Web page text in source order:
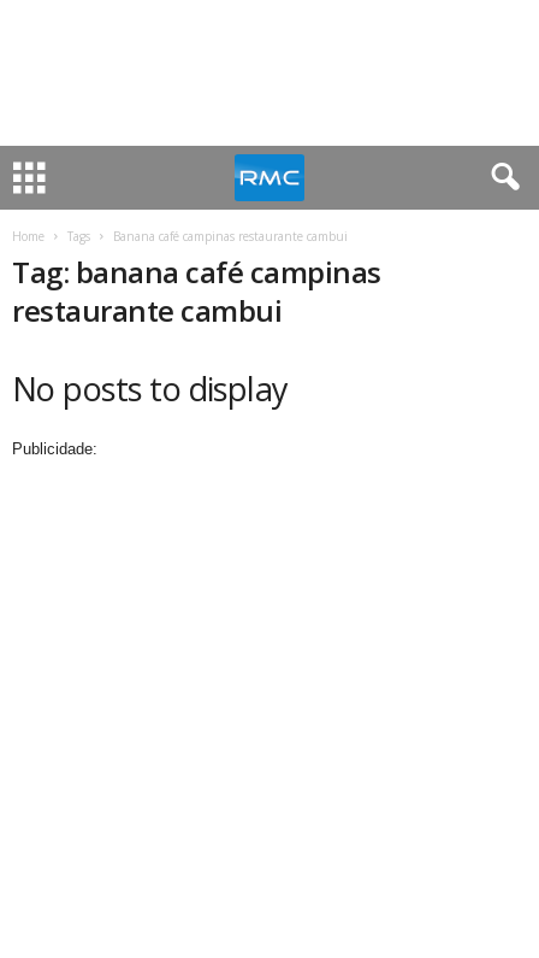
Home Tags Banana café campinas restaurante cambui
Tag: banana café campinas
restaurante cambui
No posts to display
Publicidade: